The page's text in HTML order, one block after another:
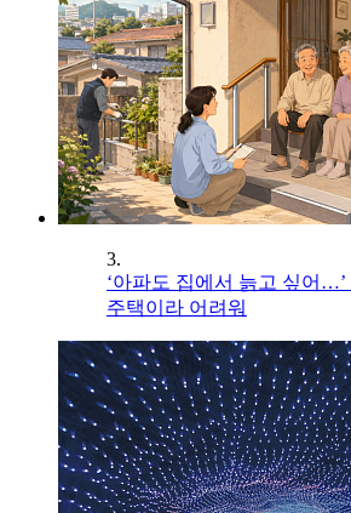
3.
‘아파도 집에서 늙고 싶어…’
주택이라 어려워